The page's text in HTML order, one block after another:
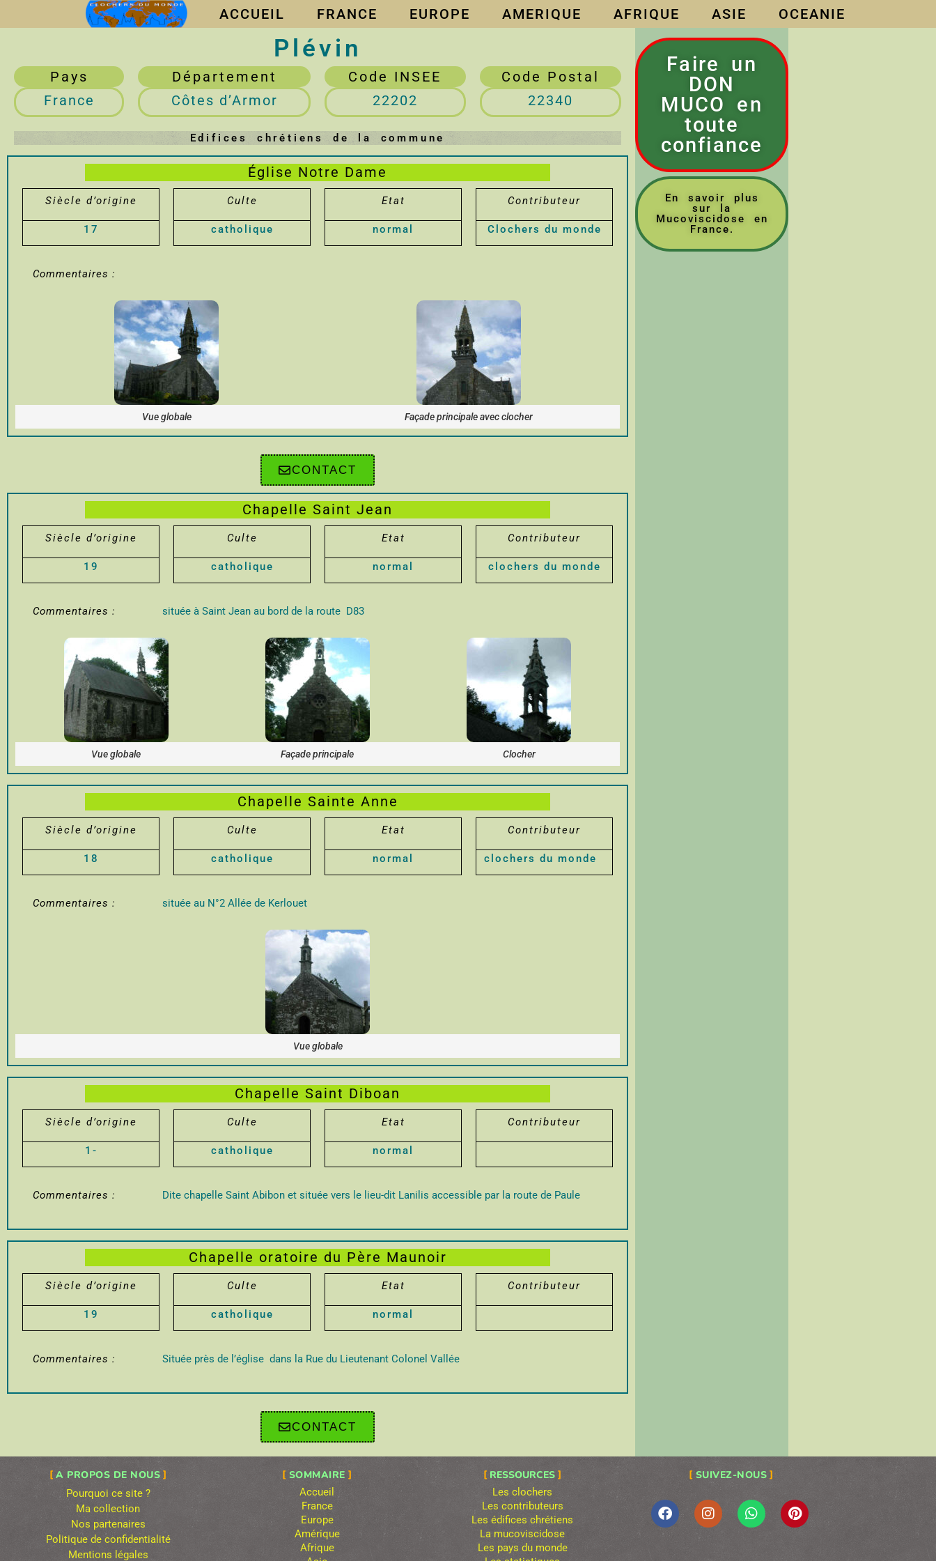
ACCUEIL FRANCE EUROPE AMERIQUE AFRIQUE ASIE OCEANIE
Plévin
Pays
France
Département
Côtes d’Armor
Code INSEE
22202
Code Postal
22340
Edifices chrétiens de la commune
Église Notre Dame
Siècle d’origine
17
Culte
catholique
Etat
normal
Contributeur
Clochers du monde
Commentaires :
Vue globale Façade principale avec clocher
CONTACT
Chapelle Saint Jean
Siècle d’origine
19
Culte
catholique
Etat
normal
Contributeur
clochers du monde
Commentaires : située à Saint Jean au bord de la route D83
Vue globale Façade principale Clocher
Chapelle Sainte Anne
Siècle d’origine
18
Culte
catholique
Etat
normal
Contributeur
clochers du monde
Commentaires : située au N°2 Allée de Kerlouet
Vue globale
Chapelle Saint Diboan
Siècle d’origine
1-
Culte
catholique
Etat
normal
Contributeur
Commentaires : Dite chapelle Saint Abibon et située vers le lieu-dit Lanilis accessible par la route de Paule
Chapelle oratoire du Père Maunoir
Siècle d’origine
19
Culte
catholique
Etat
normal
Contributeur
Commentaires : Située près de l’église dans la Rue du Lieutenant Colonel Vallée
CONTACT
Faire un
DON
MUCO en
toute
confiance
En savoir plus
sur la
Mucoviscidose en
France.
A PROPOS DE NOUS
Pourquoi ce site ?
Ma collection
Nos partenaires
Politique de confidentialité
Mentions légales
SOMMAIRE
Accueil
France
Europe
Amérique
Afrique
RESSOURCES
Les clochers
Les contributeurs
Les édifices chrétiens
La mucoviscidose
Les pays du monde
SUIVEZ-NOUS